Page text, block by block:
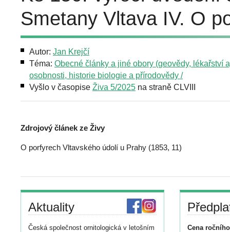
Smetany Vltava IV. O
Autor: Jan Krejčí
Téma: Obecné články a jiné obory (geovědy, lékařství
osobnosti, historie biologie a přírodovědy /
Vyšlo v časopise Živa 5/2025 na straně CLVIII
Zdrojový článek ze Živy
O porfyrech Vltavského údolí u Prahy (1853, 11)
Aktuality
Česká společnost ornitologická v letošním
Cena